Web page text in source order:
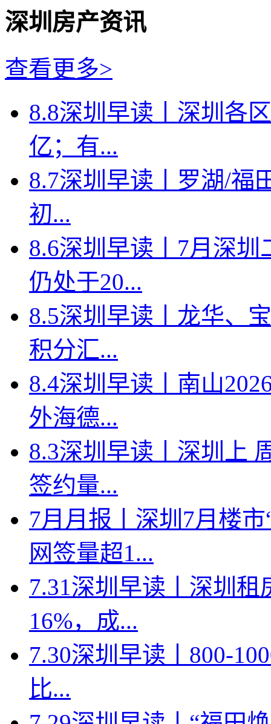
深圳房产资讯
查看更多>
8.8深圳早读丨深圳各
亿；有...
8.7深圳早读丨罗湖/福
初...
8.6深圳早读丨7月深
仍处于20...
8.5深圳早读丨龙华、
积分汇...
8.4深圳早读丨南山
外海德...
8.3深圳早读丨深圳上
签约量...
7月月报丨深圳7月楼
网签量超1...
7.31深圳早读丨深圳
16%，成...
7.30深圳早读丨800-
比...